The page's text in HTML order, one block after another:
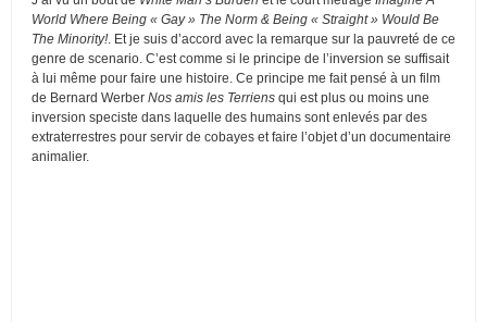
World Where Being « Gay » The Norm & Being « Straight » Would Be
The Minority!. Et je suis d’accord avec la remarque sur la pauvreté de ce
genre de scenario. C’est comme si le principe de l’inversion se suffisait
à lui même pour faire une histoire. Ce principe me fait pensé à un film
de Bernard Werber Nos amis les Terriens qui est plus ou moins une
inversion speciste dans laquelle des humains sont enlevés par des
extraterrestres pour servir de cobayes et faire l’objet d’un documentaire
animalier.